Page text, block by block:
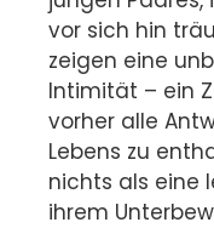
vor sich hin
zeigen eine
Intimität – ein
vorher alle
Lebens zu
nichts als eine
ihrem